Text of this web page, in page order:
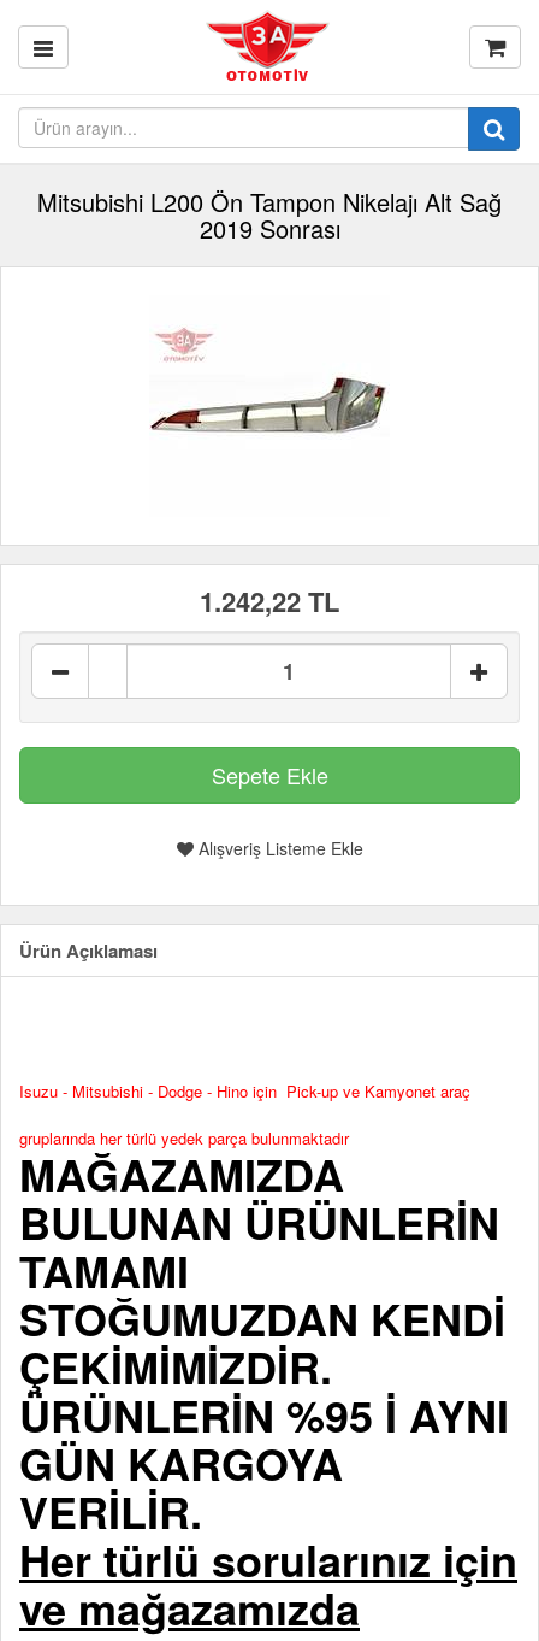
Mitsubishi L200 Ön Tampon Nikelajı Alt Sağ
2019 Sonrası
1.242,22 TL
Alışveriş Listeme Ekle
Ürün Açıklaması
Isuzu - Mitsubishi - Dodge - Hino için Pick-up ve Kamyonet araç
gruplarında her türlü yedek parça bulunmaktadır
MAĞAZAMIZDA
BULUNAN ÜRÜNLERİN
TAMAMI
STOĞUMUZDAN KENDİ
ÇEKİMİMİZDİR.
ÜRÜNLERİN %95 İ AYNI
GÜN KARGOYA
VERİLİR.
Her türlü sorularınız için
ve mağazamızda